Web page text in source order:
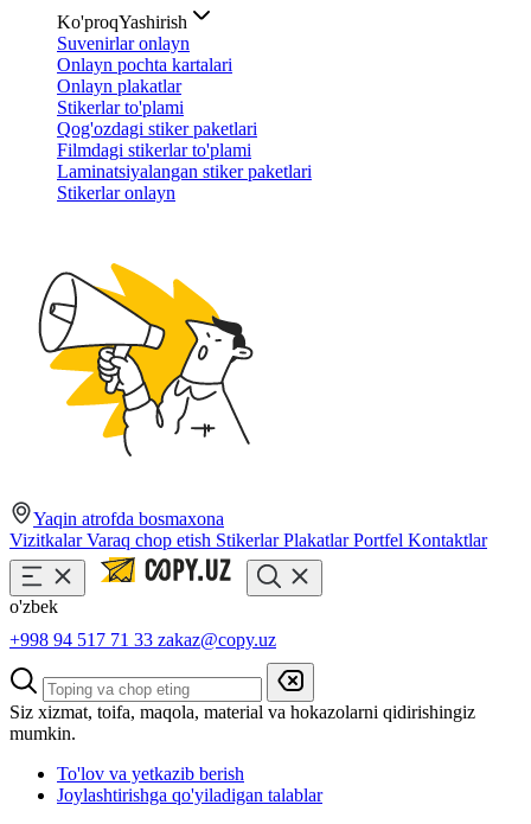
Ko'proqYashirish
Suvenirlar onlayn
Onlayn pochta kartalari
Onlayn plakatlar
Stikerlar to'plami
Qog'ozdagi stiker paketlari
Filmdagi stikerlar to'plami
Laminatsiyalangan stiker paketlari
Stikerlar onlayn
Yaqin atrofda bosmaxona
VizitkalarVaraq chop etish StikerlarPlakatlarPortfel Kontaktlar
o'zbek
+998 94 517 71 33 zakaz@copy.uz
Siz xizmat, toifa, maqola, material va hokazolarni qidirishingiz
mumkin.
To'lov va yetkazib berish
Joylashtirishga qo'yiladigan talablar